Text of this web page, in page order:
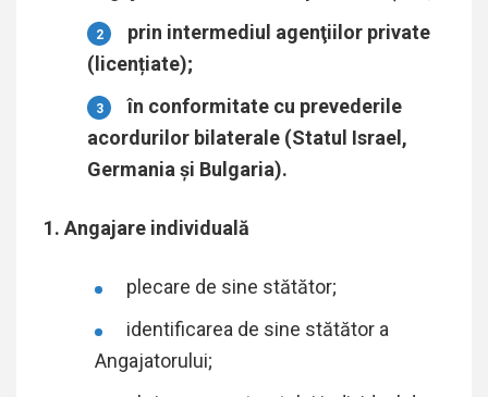
prin intermediul agenţiilor private
(licențiate);
în conformitate cu prevederile
acordurilor bilaterale (Statul Israel,
Germania și Bulgaria).
1. Angajare individuală
plecare de sine stătător;
identificarea de sine stătător a
Angajatorului;